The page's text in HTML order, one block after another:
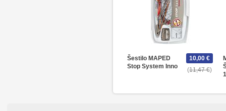
Šestilo MAPED
Stop System Inno
11,47 €
10,00 €